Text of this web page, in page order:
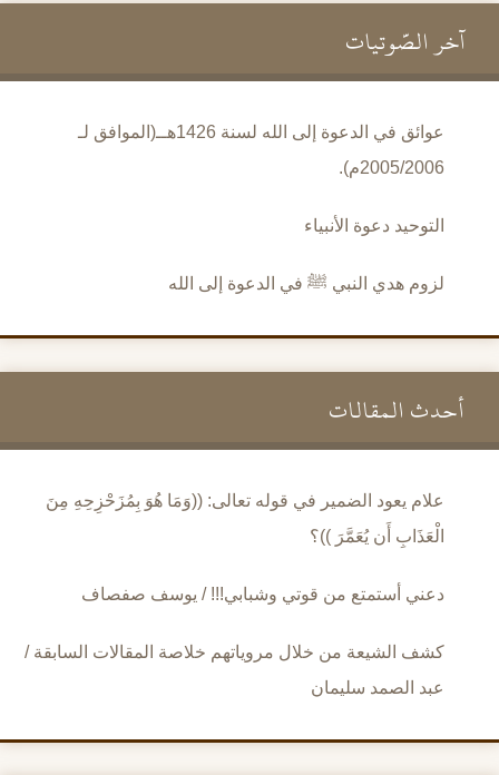
آخر الصَّوتيات
عوائق في الدعوة إلى الله لسنة 1426هــ(الموافق لـ
2005/2006م).
التوحيد دعوة الأنبياء
لزوم هدي النبي ﷺ في الدعوة إلى الله
أحدث المقالات
علام يعود الضمير في قوله تعالى: ((وَمَا هُوَ بِمُزَحْزِحِهِ مِنَ
الْعَذَابِ أَن يُعَمَّرَ ))؟
دعني أستمتع من قوتي وشبابي!!! / يوسف صفصاف
كشف الشيعة من خلال مروياتهم خلاصة المقالات السابقة /
عبد الصمد سليمان